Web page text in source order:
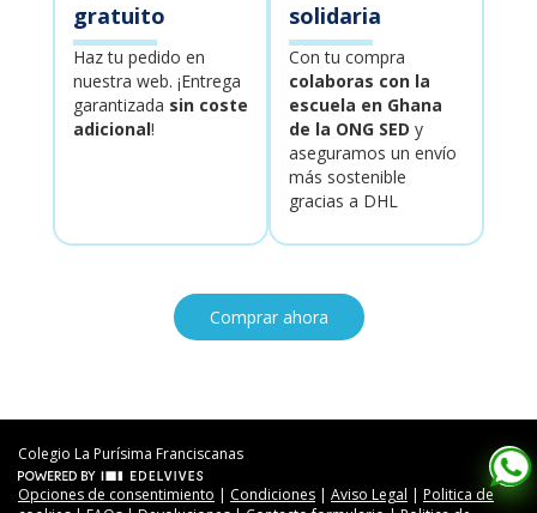
gratuito
Haz tu pedido en
nuestra web. ¡Entrega
garantizada sin coste
adicional!
solidaria
Con tu compra
colaboras con la
escuela en Ghana
de la ONG SED y
aseguramos un envío
más sostenible
gracias a DHL
Comprar ahora
Colegio La Purísima Franciscanas
Opciones de consentimiento | Condiciones | Aviso Legal | Politica de